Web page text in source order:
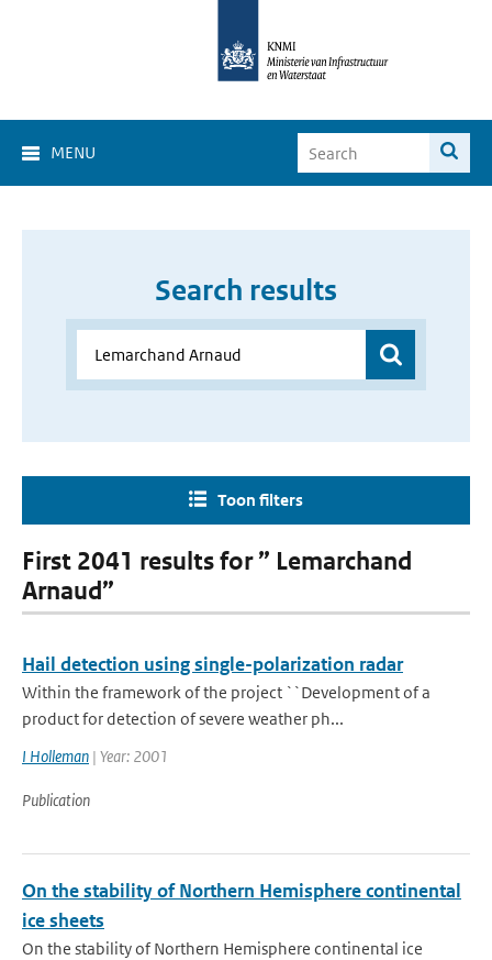
MENU
Search results
Toon filters
First 2041 results for ” Lemarchand
Arnaud”
Hail detection using single-polarization radar
Within the framework of the project ``Development of a
product for detection of severe weather ph...
I Holleman | Year: 2001
Publication
On the stability of Northern Hemisphere continental
ice sheets
On the stability of Northern Hemisphere continental ice